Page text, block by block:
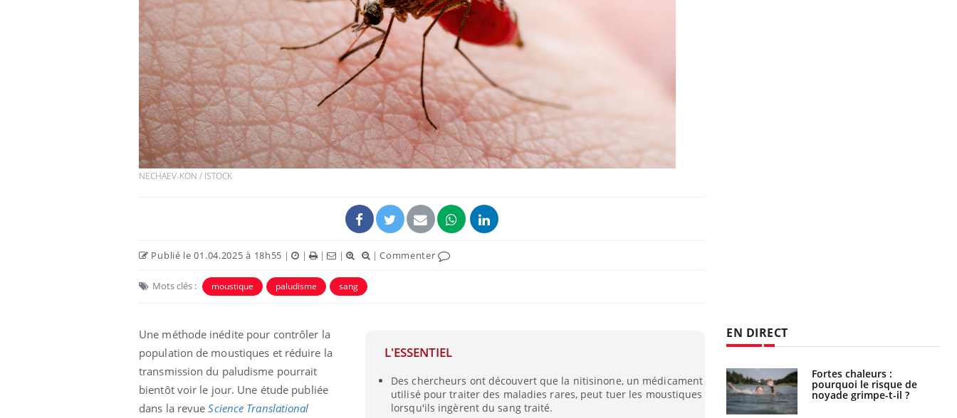
NECHAEV-KON / ISTOCK
Publié le 01.04.2025 à 18h55 | | | | |Commenter
Mots clés : moustique paludisme sang
L'ESSENTIEL
Des chercheurs ont découvert que la nitisinone, un médicament
utilisé pour traiter des maladies rares, peut tuer les moustiques
lorsqu'ils ingèrent du sang traité.
Une méthode inédite pour contrôler la
population de moustiques et réduire la
transmission du paludisme pourrait
bientôt voir le jour. Une étude publiée
dans la revueScience Translational
EN DIRECT
Chikungunya, dengue,
West Nile : que se passe-
t-il dans le sud de la
France ?
de dormir la nuit ?
Fortes chaleurs :
pourquoi le risque de
noyade grimpe-t-il ?
Grossesse et chaleur : ce
que dit la science